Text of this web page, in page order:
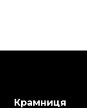
Крамниця